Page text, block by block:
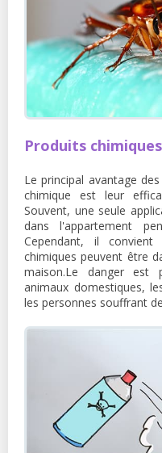
Produits chimiques
Le principal avantage
chimique est leur
Souvent, une seule
dans l'appartement
Cependant, il
chimiques peuvent être
maison.Le danger est
animaux domestiques,
les personnes souffrant